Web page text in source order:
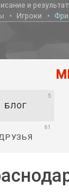
и
Игроки
БЛОГ
5
61